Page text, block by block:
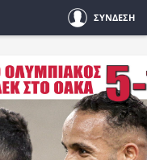
ΣΥΝΔΕΣΗ